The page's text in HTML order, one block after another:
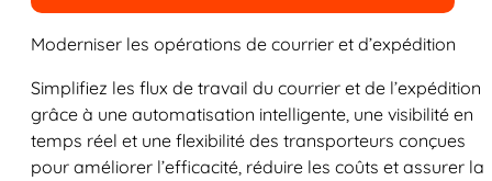
Moderniser les opérations de courrier et d’expédition
Simplifiez les flux de travail du courrier et de l’expédition
grâce à une automatisation intelligente, une visibilité en
temps réel et une flexibilité des transporteurs conçues
pour améliorer l’efficacité, réduire les coûts et assurer la